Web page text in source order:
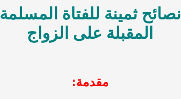
نصائح ثمينة للفتاة المسلمة
المقبلة على الزواج
مقدمة: